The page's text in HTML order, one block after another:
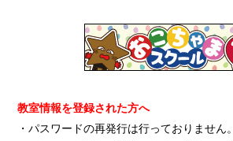
教室情報を登録された方へ
・パスワードの再発行は行っておりません。